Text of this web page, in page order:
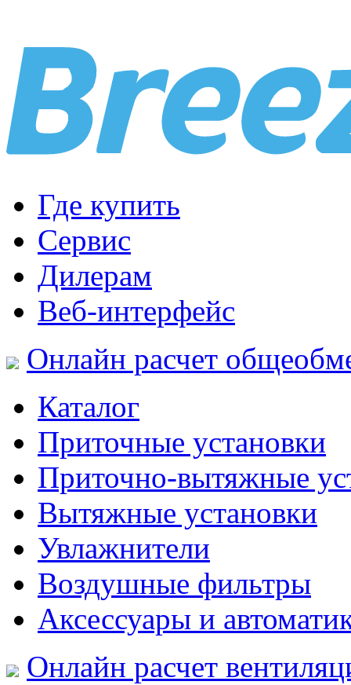
Где купить
Сервис
Дилерам
Веб-интерфейс
Онлайн расчет
Каталог
Приточные установки
Приточно-вытяжные
Вытяжные установки
Увлажнители
Воздушные фильтры
Аксессуары и
Онлайн расчет